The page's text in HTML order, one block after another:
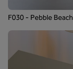
F030 - Pebble Beach